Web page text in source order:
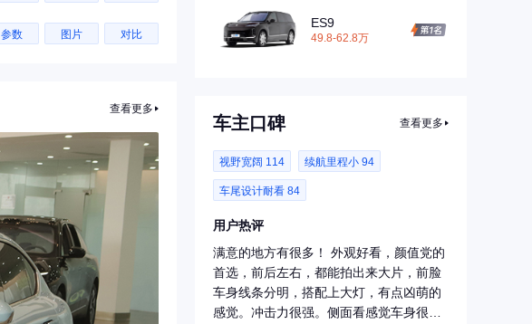
参数 图片 对比
查看更多
ES9
49.8-62.8万
车主口碑 查看更多
视野宽阔 114 续航里程小 94
车尾设计耐看 84
用户热评
满意的地方有很多！ 外观好看，颜值党的
首选，前后左右，都能拍出来大片，前脸
车身线条分明，搭配上大灯，有点凶萌的
感觉。冲击力很强。侧面看感觉车身很